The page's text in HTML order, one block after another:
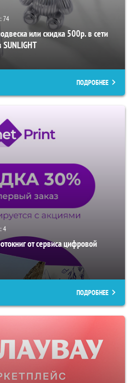
74
или скидка 500р. в сети
ПОДРОБНЕЕ
4
от сервиса цифровой
ПОДРОБНЕЕ